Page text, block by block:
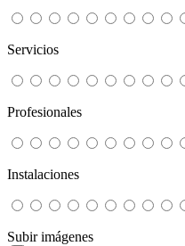
Servicios
Profesionales
Instalaciones
Subir imágenes